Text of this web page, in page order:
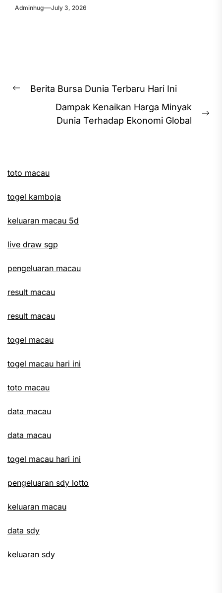
Adminhug July 3, 2026
Post
navigation
Previous
Berita Bursa Dunia Terbaru Hari Ini
Dampak Kenaikan Harga Minyak
Dunia Terhadap Ekonomi Global
toto macau
togel kamboja
keluaran macau 5d
live draw sgp
pengeluaran macau
result macau
result macau
togel macau
togel macau hari ini
toto macau
data macau
data macau
togel macau hari ini
pengeluaran sdy lotto
keluaran macau
data sdy
keluaran sdy